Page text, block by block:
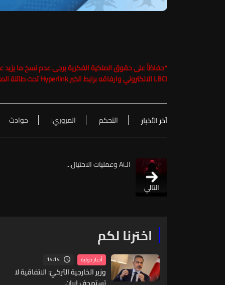
*
LBCI الالكتروني وارفاقه برابط الخبر Hyperlink تحت طائلة الملاحقة القانونية
آخر الأخبار التحكم المروري: حوادث
التالي
الـAi وعمليات الاحتيال...
اخترنا لكم
أخبار دولية 14:14
وزير الخارجية التركيّ: الاتفاقية لا